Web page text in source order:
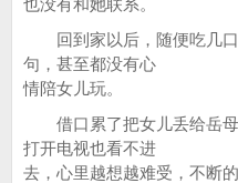
也没有和她联系。
回到家以后，随便吃几口
句，甚至都没有心
情陪女儿玩。
借口累了把女儿丢给岳母
打开电视也看不进
去，心里越想越难受，不断